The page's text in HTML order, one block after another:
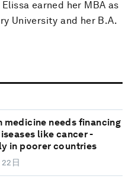
earned her MBA as
University and her B.A.
medicine needs financing
like cancer -
in poorer countries
22日